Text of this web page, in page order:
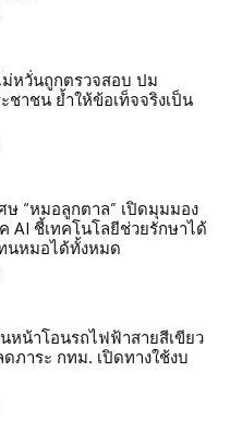
ม่หวั่นถูกตรวจสอบ ปม
ชาชน ย้ำให้ข้อเท็จจริงเป็น
“หมอลูกตาล” เปิดมุมมอง
AI ชี้เทคโนโลยีช่วยรักษาได้
นหมอได้ทั้งหมด
หน้าโอนรถไฟฟ้าสายสีเขียว
ภาระ กทม. เปิดทางใช้งบ